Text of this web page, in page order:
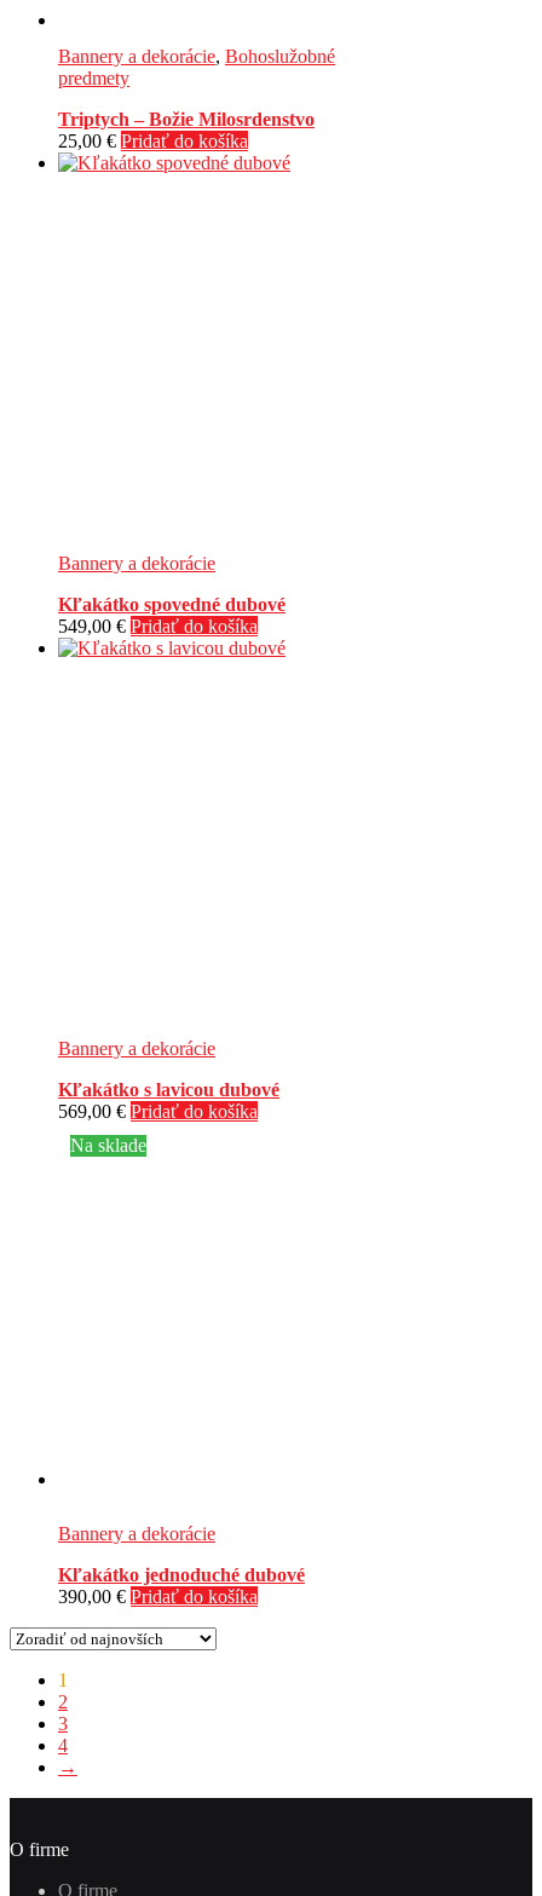
Bannery a dekorácie, Bohoslužobné
predmety
Triptych – Božie Milosrdenstvo
25,00 € Pridať do košíka
Bannery a dekorácie
Kľakátko spovedné dubové
549,00 € Pridať do košíka
Bannery a dekorácie
Kľakátko s lavicou dubové
569,00 € Pridať do košíka
Na sklade
Bannery a dekorácie
Kľakátko jednoduché dubové
390,00 € Pridať do košíka
Zoradené
podľa
najnovších
1
2
3
4
→
O firme
O firme